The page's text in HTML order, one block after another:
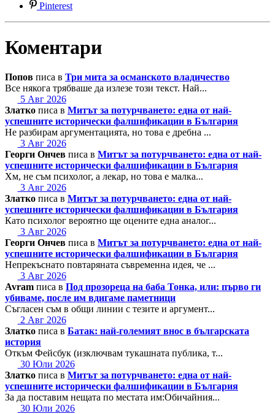
Pinterest
Коментари
Попов писа в Три мита за османското владичество
Все някога трябваше да излезе този текст. Най...
5 Авг 2026
Златко писа в Митът за потурчването: една от най-
успешните исторически фалшификации в България
Не разбирам аргументацията, но това е дребна ...
3 Авг 2026
Георги Ончев писа в Митът за потурчването: една от най-
успешните исторически фалшификации в България
Хм, не съм психолог, а лекар, но това е малка...
3 Авг 2026
Златко писа в Митът за потурчването: една от най-
успешните исторически фалшификации в България
Като психолог вероятно ще оцените една аналог...
3 Авг 2026
Георги Ончев писа в Митът за потурчването: една от най-
успешните исторически фалшификации в България
Непрекъснато повтаряната съвременна идея, че ...
3 Авг 2026
Avram писа в Под прозореца на баба Тонка, или: първо ги
убиваме, после им вдигаме паметници
Съгласен съм в общи линии с тезите и аргумент...
2 Авг 2026
Златко писа в Батак: най-големият внос в българската
история
Откъм Фейсбук (изключвам тукашната публика, т...
30 Юли 2026
Златко писа в Митът за потурчването: една от най-
успешните исторически фалшификации в България
За да поставим нещата по местата им:Обичайния...
30 Юли 2026